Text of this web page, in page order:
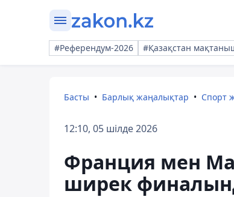
#Референдум-2026 #Қазақстан
Басты Барлық жаңалықтар Спорт
12:10, 05 шілде 2026
Франция мен
ширек